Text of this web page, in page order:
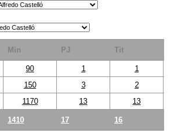
Min PJ Tit
90 1
1
150 3
2
1170 13 13
1410 17 16